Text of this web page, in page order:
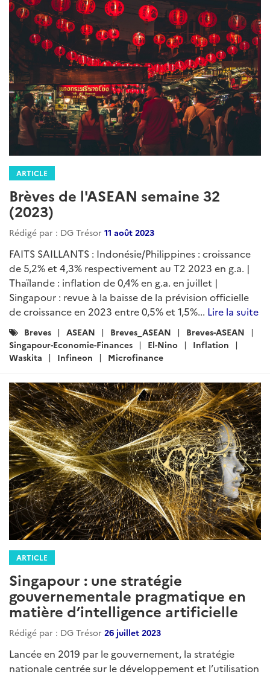
ARTICLE
Brèves de l'ASEAN semaine 32
(2023)
Rédigé par : DG Trésor 11 août 2023
FAITS SAILLANTS : Indonésie/Philippines : croissance
de 5,2% et 4,3% respectivement au T2 2023 en g.a. |
Thaïlande : inflation de 0,4% en g.a. en juillet |
Singapour : revue à la baisse de la prévision officielle
de croissance en 2023 entre 0,5% et 1,5%... Lire la suite
Catégories
:
Breves ASEAN Breves_ASEAN
Breves-ASEAN
Singapour-Economie-Finances
El-Nino
Inflation
Waskita
Infineon Microfinance
ARTICLE
Singapour : une stratégie
gouvernementale pragmatique en
matière d’intelligence artificielle
Rédigé par : DG Trésor 26 juillet 2023
Lancée en 2019 par le gouvernement, la stratégie
nationale centrée sur le développement et l’utilisation